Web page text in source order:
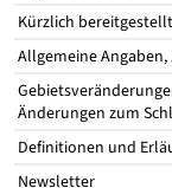
Kürzlich
Allgemeine
Änderungen zum
Definitionen und
Newsletter